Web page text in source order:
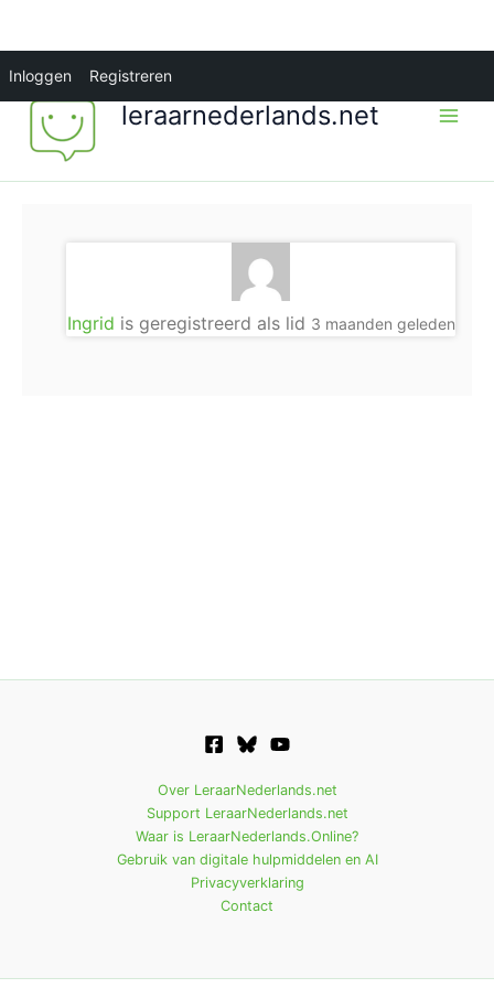
Inloggen Registreren
inhoud
leraarnederlands.net
Ingrid is geregistreerd als lid 3 maanden geleden
Over LeraarNederlands.net
Support LeraarNederlands.net
Waar is LeraarNederlands.Online?
Gebruik van digitale hulpmiddelen en AI
Privacyverklaring
Contact